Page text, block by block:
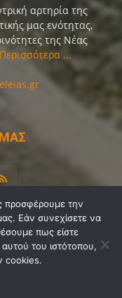
αρτηρία της
μας ενότητας,
της Νέας
...
Επικοινωνία
Sitemap
προσφέρουμε την
Εάν συνεχίσετε να
πως είστε
του ιστότοπου,
cookies.